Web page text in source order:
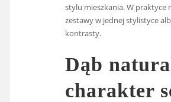
stylu mieszkania. W praktyce
zestawy w jednej stylistyce
kontrasty.
Dąb
charakter